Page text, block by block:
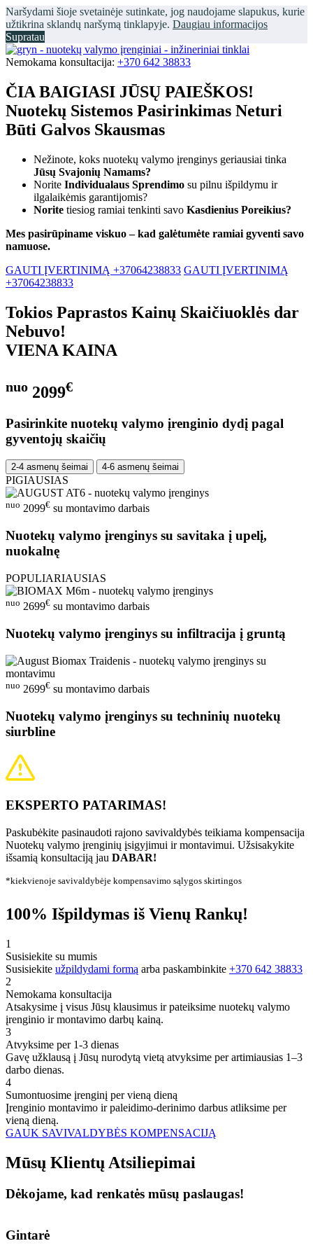
Naršydami šioje svetainėje sutinkate, jog naudojame slapukus, kurie
užtikrina sklandų naršymą tinklapyje. Daugiau informacijos
Supratau
Nemokama konsultacija: +370 642 38833
ČIA BAIGIASI JŪSŲ PAIEŠKOS!
Nuotekų Sistemos Pasirinkimas Neturi
Būti Galvos Skausmas
Nežinote, koks nuotekų valymo įrenginys geriausiai tinka
Jūsų Svajonių Namams?
Norite Individualaus Sprendimo su pilnu išpildymu ir
ilgalaikėmis garantijomis?
Norite tiesiog ramiai tenkinti savo Kasdienius Poreikius?
Mes pasirūpiname viskuo – kad galėtumėte ramiai gyventi savo
namuose.
GAUTI ĮVERTINIMĄ +37064238833 GAUTI ĮVERTINIMĄ
+37064238833
Tokios Paprastos Kainų Skaičiuoklės dar
Nebuvo!
VIENA KAINA
nuo 2099€
Pasirinkite nuotekų valymo įrenginio dydį pagal
gyventojų skaičių
2-4 asmenų šeimai 4-6 asmenų šeimai
PIGIAUSIAS
nuo 2099€ su montavimo darbais
Nuotekų valymo įrenginys su savitaka į upelį,
nuokalnę
POPULIARIAUSIAS
nuo 2699€ su montavimo darbais
Nuotekų valymo įrenginys su infiltracija į gruntą
nuo 2699€ su montavimo darbais
Nuotekų valymo įrenginys su techninių nuotekų
siurbline
EKSPERTO PATARIMAS!
Paskubėkite pasinaudoti rajono savivaldybės teikiama kompensacija
Nuotekų valymo įrenginių įsigyjimui ir montavimui. Užsisakykite
išsamią konsultaciją jau DABAR!
*kiekvienoje savivaldybėje kompensavimo sąlygos skirtingos
100% Išpildymas iš Vienų Rankų!
1
Susisiekite su mumis
Susisiekite užpildydami formą arba paskambinkite +370 642 38833
2
Nemokama konsultacija
Atsakysime į visus Jūsų klausimus ir pateiksime nuotekų valymo
įrenginio ir montavimo darbų kainą.
3
Atvyksime per 1-3 dienas
Gavę užklausą į Jūsų nurodytą vietą atvyksime per artimiausias 1–3
darbo dienas.
4
Sumontuosime įrenginį per vieną dieną
Įrenginio montavimo ir paleidimo-derinimo darbus atliksime per
vieną dieną.
GAUK SAVIVALDYBĖS KOMPENSACIJĄ
Mūsų Klientų Atsiliepimai
Dėkojame, kad renkatės mūsų paslaugas!
Gintarė